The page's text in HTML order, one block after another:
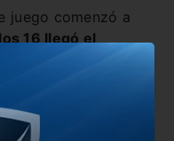
juego comenzó a
16 llegó el
minutos después,
para volver a
se terminó